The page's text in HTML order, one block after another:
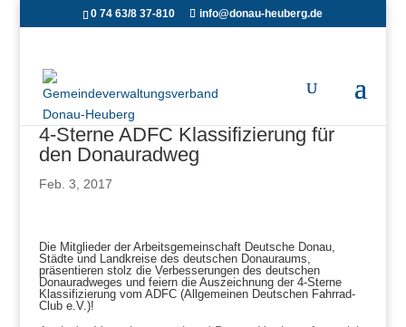
0 74 63/8 37-810 info@donau-heuberg.de
4-Sterne ADFC Klassifizierung für
den Donauradweg
Feb. 3, 2017
Die Mitglieder der Arbeitsgemeinschaft Deutsche Donau,
Städte und Landkreise des deutschen Donauraums,
präsentieren stolz die Verbesserungen des deutschen
Donauradweges und feiern die Auszeichnung der 4-Sterne
Klassifizierung vom ADFC (Allgemeinen Deutschen Fahrrad-
Club e.V.)!